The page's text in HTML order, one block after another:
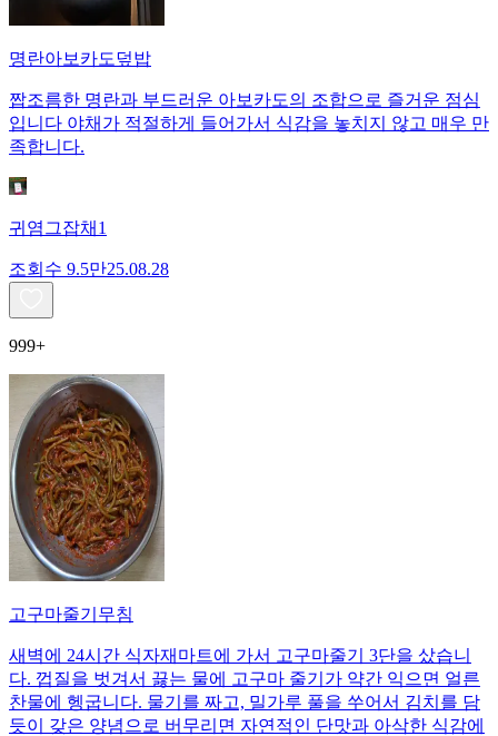
명란아보카도덮밥
짭조름한 명란과 부드러운 아보카도의 조합으로 즐거운 점심
입니다 야채가 적절하게 들어가서 식감을 놓치지 않고 매우 만
족합니다.
귀염그잡채1
조회수 9.5만25.08.28
999+
고구마줄기무침
새벽에 24시간 식자재마트에 가서 고구마줄기 3단을 샀습니
다. 껍질을 벗겨서 끓는 물에 고구마 줄기가 약간 익으면 얼른
찬물에 헹굽니다. 물기를 짜고, 밀가루 풀을 쑤어서 김치를 담
듯이 갖은 양념으로 버무리면 자연적인 단맛과 아삭한 식감에